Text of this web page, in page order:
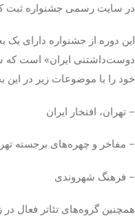
در سایت رسمی جشنواره ثبت
این دوره از جشنواره دارای یک
دوست‌داشتنی ایران» است که
خود را با موضوعات زیر در
– تهران، افتخار ایران
– مفاخر و چهره‌های برجسته
– فرهنگ شهروندی
همچنین گروه‌های تئاتر فعال